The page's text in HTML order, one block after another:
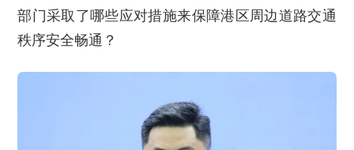
部门采取了哪些应对措施来保障港区周边道路交通
秩序安全畅通？